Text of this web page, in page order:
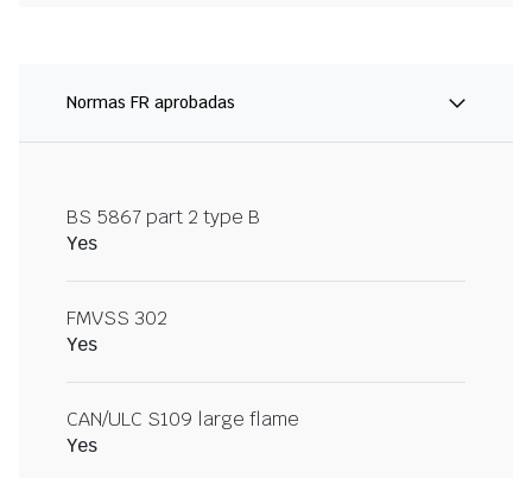
Normas FR aprobadas
BS 5867 part 2 type B
Yes
FMVSS 302
Yes
CAN/ULC S109 large flame
Yes